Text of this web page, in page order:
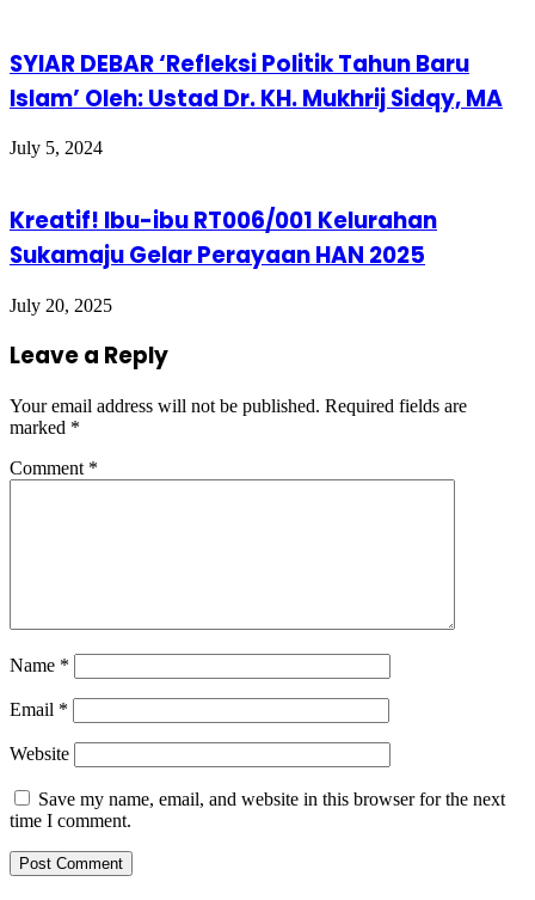
SYIAR DEBAR ‘Refleksi Politik Tahun Baru
Islam’ Oleh: Ustad Dr. KH. Mukhrij Sidqy, MA
July 5, 2024
Kreatif! Ibu-ibu RT006/001 Kelurahan
Sukamaju Gelar Perayaan HAN 2025
July 20, 2025
Leave a Reply
Your email address will not be published. Required fields are
marked *
Comment *
Name *
Email *
Website
Save my name, email, and website in this browser for the next
time I comment.